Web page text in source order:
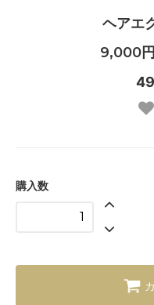
ヘアエ
9,000
49
購入数